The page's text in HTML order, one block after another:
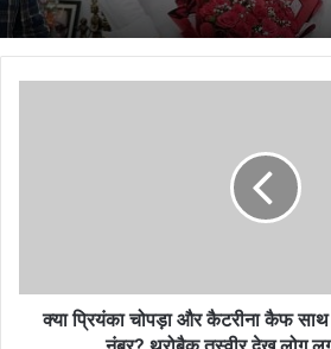
करने
वालीक्या प्रियंका चोपड़ा और कैटरीना कैफ